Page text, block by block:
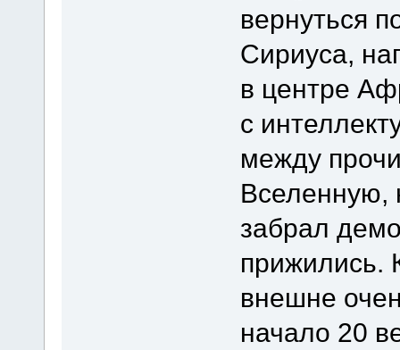
вернуться
Сириуса,
в центре
с
между
Вселенную,
забрал
прижились.
внешне
начало 20